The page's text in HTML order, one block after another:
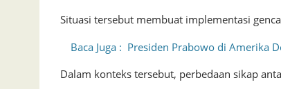
Situasi tersebut membuat implementasi
Baca Juga : Presiden Prabowo di Amerika
Dalam konteks tersebut, perbedaan sikap